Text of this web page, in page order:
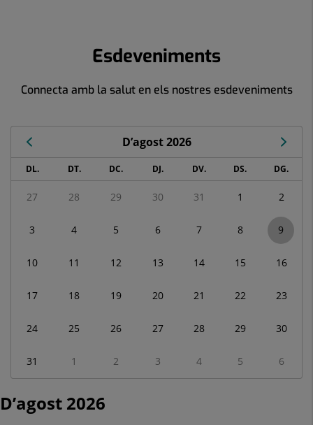
Esdeveniments
Connecta amb la salut en els nostres esdeveniments
D’agost 2026
Calendari
Esdeveniments
corresponent
agost
DL. DT. DC. DJ. DV. DS. DG.
27 28 29 30 31 1 2
3 4 5 6 7 8 9
10 11 12 13 14 15 16
17 18 19 20 21 22 23
24 25 26 27 28 29 30
31 1 2 3 4 5 6
D’agost 2026